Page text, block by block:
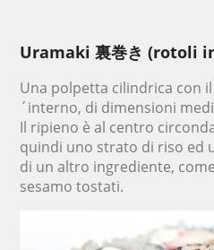
Uramaki 裏巻き (rotoli
Una polpetta cilindrica con
´interno, di dimensioni
Il ripieno è al centro
quindi uno strato di riso ed
di un altro ingrediente,
sesamo tostati.